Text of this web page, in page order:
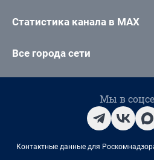
Статистика канала в MAX
Все города сети
Мы в
Контактные данные для